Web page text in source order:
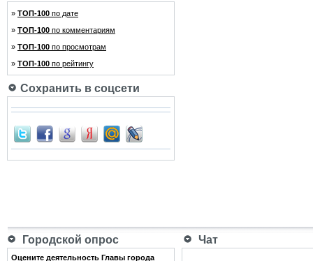
» ТОП-100 по дате
» ТОП-100 по комментариям
» ТОП-100 по просмотрам
» ТОП-100 по рейтингу
Сохранить в соцсети
Городской опрос Чат
Оцените деятельность Главы города